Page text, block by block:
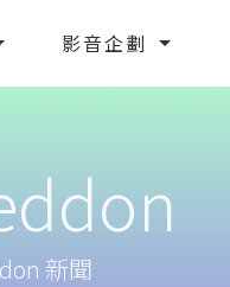
影音企劃
新聞